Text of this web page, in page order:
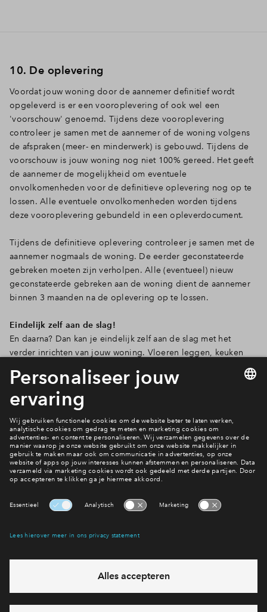
10. De oplevering
Voordat jouw woning door de aannemer definitief wordt
opgeleverd is er een vooroplevering of ook wel een
'voorschouw' genoemd. Tijdens deze vooroplevering
controleer je samen met de aannemer of de woning volgens
de afspraken (meer- en minderwerk) is gebouwd. Tijdens de
voorschouw is jouw woning nog niet 100% gereed. Het geeft
de aannemer de mogelijkheid om eventuele
onvolkomenheden voor de definitieve oplevering nog op te
lossen. Alle eventuele onvolkomenheden worden tijdens
deze vooroplevering gebundeld in een opleverdocument.
Tijdens de definitieve oplevering controleer je samen met de
aannemer nogmaals de woning. De eerder geconstateerde
gebreken moeten zijn verholpen. Alle (eventueel) nieuw
geconstateerde gebreken aan de woning dient de aannemer
binnen 3 maanden na de oplevering op te lossen.
Eindelijk zelf aan de slag!
En daarna? Dan kan je eindelijk zelf aan de slag met het
verder inrichten van jouw woning. Vloeren leggen, keuken
Meer over de financiering
eventuele projecten
Ja, ik wil mij aanmelden